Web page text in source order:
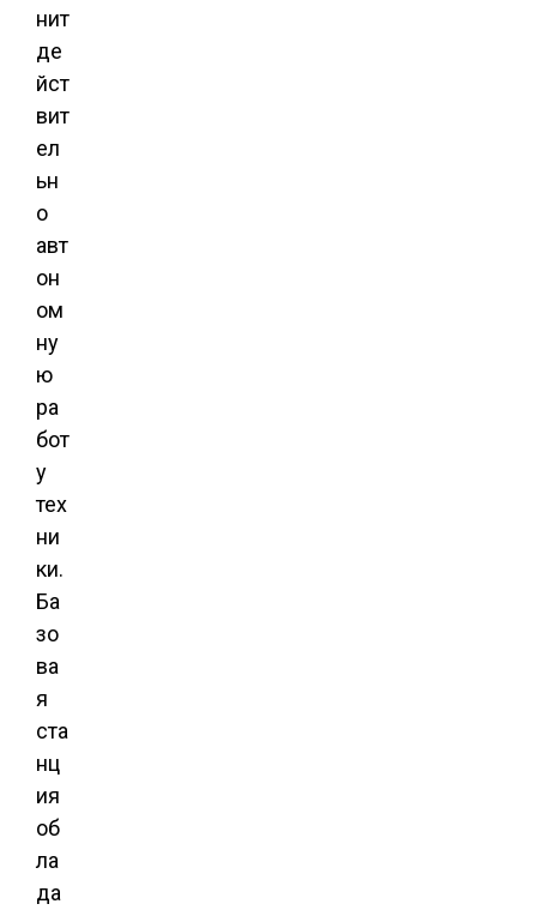
нит
де
йст
вит
ел
ьн
о
авт
он
ом
ну
ю
ра
бот
у
тех
ни
ки.
Ба
зо
ва
я
ста
нц
ия
об
ла
да